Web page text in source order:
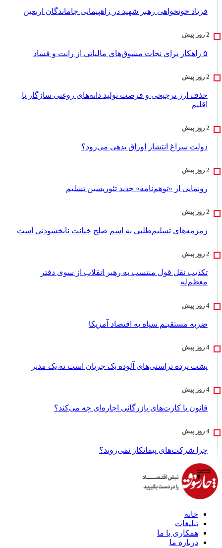
فریاد خونخواهی رهبر شهید در راهپیمایی جاماندگان اربعین
۵ راهکار برای نجات مشوق‌های مالیاتی از رانت و فساد
حذف ارز ترجیحی و فرصت تولید دانه‌های روغنی سازگار با
اقلیم
دولت سراغ انتشار اوراق بدهی می‌رود؟
رونمایی از «توهم‌نامه» جدید تئور‌یسین تسلیم
زمزمه‌های تسلیم‌طلبی به اسم صلح خیانت نابخشودنی است
تکذیب نقل قول منتسب به رهبر انقلاب از سوی دفتر
معظم‌له
ضربه مستقیـم سپاه به اقتصاد آمر‌یکا
پشت پرده تراستی‌های آلوده یک جریان است نه یک مدیر
قانون با کارت‌های بازرگانی اجاره‌ای چه می‌کند؟
چرا شرکت‌های پیمانکار نمی‌روند؟
خانه
تبلیغات
همکاری با ما
درباره ما